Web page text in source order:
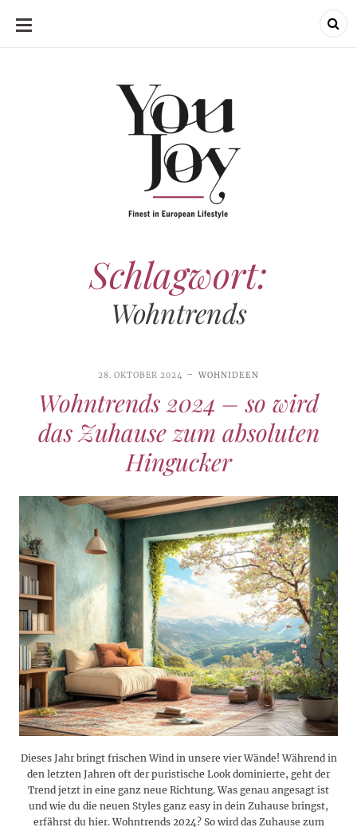
SKIP
Schlagwort:
Wohntrends
28. OKTOBER 2024 WOHNIDEEN
Wohntrends 2024 – so wird
das Zuhause zum absoluten
Hingucker
Dieses Jahr bringt frischen Wind in unsere vier Wände! Während in
den letzten Jahren oft der puristische Look dominierte, geht der
Trend jetzt in eine ganz neue Richtung. Was genau angesagt ist
und wie du die neuen Styles ganz easy in dein Zuhause bringst,
erfährst du hier. Wohntrends 2024? So wird das Zuhause zum